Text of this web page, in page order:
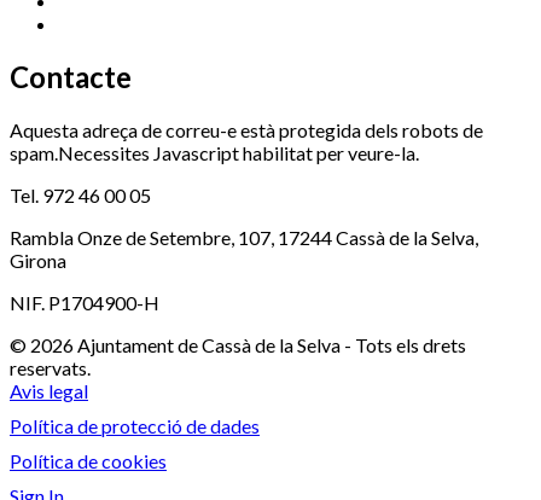
Contacte
Aquesta adreça de correu-e està protegida dels robots de
spam.Necessites Javascript habilitat per veure-la.
Tel. 972 46 00 05
Rambla Onze de Setembre, 107, 17244 Cassà de la Selva,
Girona
NIF. P1704900-H
© 2026 Ajuntament de Cassà de la Selva - Tots els drets
reservats.
Avis legal
Política de protecció de dades
Política de cookies